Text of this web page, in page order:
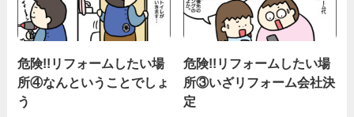
危険!!リフォームしたい場
所④なんということでしょ
う
危険!!リフォームしたい場
所③いざリフォーム会社決
定